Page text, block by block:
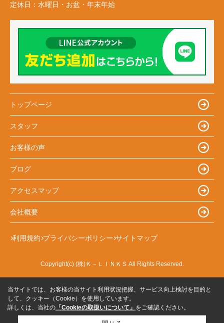
定休日： 水曜日・お盆・年末年始
トップページ
スタッフ
お客様の声
ブログ
アクセスマップ
会社概要
利用規約 プライバシーポリシー サイトマップ
Copyright(c) (株)Ｋ－ＬＩＮＫＳ All Rights Reserved.
当サイトでは、お客様の当サイト利用状況把握、サービス向上検討を目的と
して、クッキー（Cookie）を使用しています。
詳しくは、当社の 「Cookieの取扱いについて」 をご確認ください。